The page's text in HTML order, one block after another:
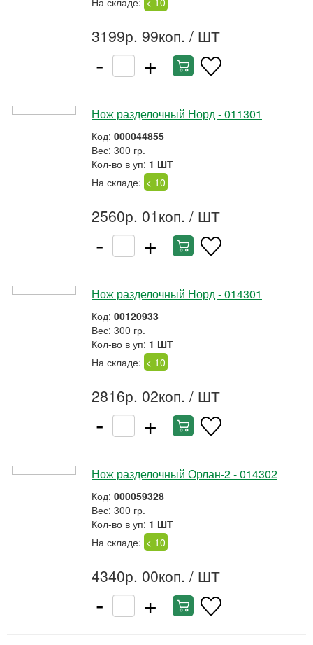
3199р. 99коп. / ШТ
- +
Нож разделочный Норд - 011301
Код: 000044855
Вес: 300 гр.
Кол-во в уп: 1 ШТ
На складе: < 10
2560р. 01коп. / ШТ
- +
Нож разделочный Норд - 014301
Код: 00120933
Вес: 300 гр.
Кол-во в уп: 1 ШТ
На складе: < 10
2816р. 02коп. / ШТ
- +
Нож разделочный Орлан-2 - 014302
Код: 000059328
Вес: 300 гр.
Кол-во в уп: 1 ШТ
На складе: < 10
4340р. 00коп. / ШТ
- +